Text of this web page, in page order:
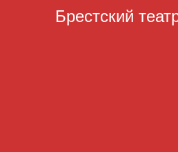
Брестский